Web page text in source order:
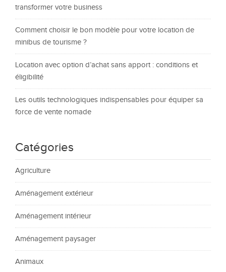
transformer votre business
Comment choisir le bon modèle pour votre location de
minibus de tourisme ?
Location avec option d’achat sans apport : conditions et
éligibilité
Les outils technologiques indispensables pour équiper sa
force de vente nomade
Catégories
Agriculture
Aménagement extérieur
Aménagement intérieur
Aménagement paysager
Animaux